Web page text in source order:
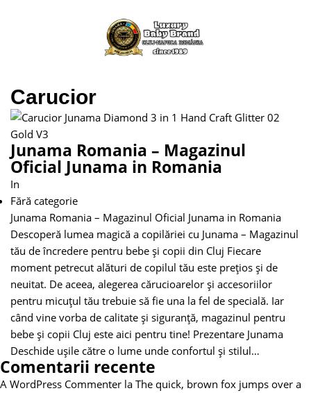
Carucior
Junama Romania – Magazinul
Oficial Junama in Romania
In
Fără categorie
Junama Romania – Magazinul Oficial Junama in Romania
Descoperă lumea magică a copilăriei cu Junama – Magazinul
tău de încredere pentru bebe și copii din Cluj Fiecare
moment petrecut alături de copilul tău este prețios și de
neuitat. De aceea, alegerea cărucioarelor și accesoriilor
pentru micuțul tău trebuie să fie una la fel de specială. Iar
când vine vorba de calitate și siguranță, magazinul pentru
bebe și copii Cluj este aici pentru tine! Prezentare Junama
Deschide ușile către o lume unde confortul și stilul…
Comentarii recente
A WordPress Commenter la The quick, brown fox jumps over a